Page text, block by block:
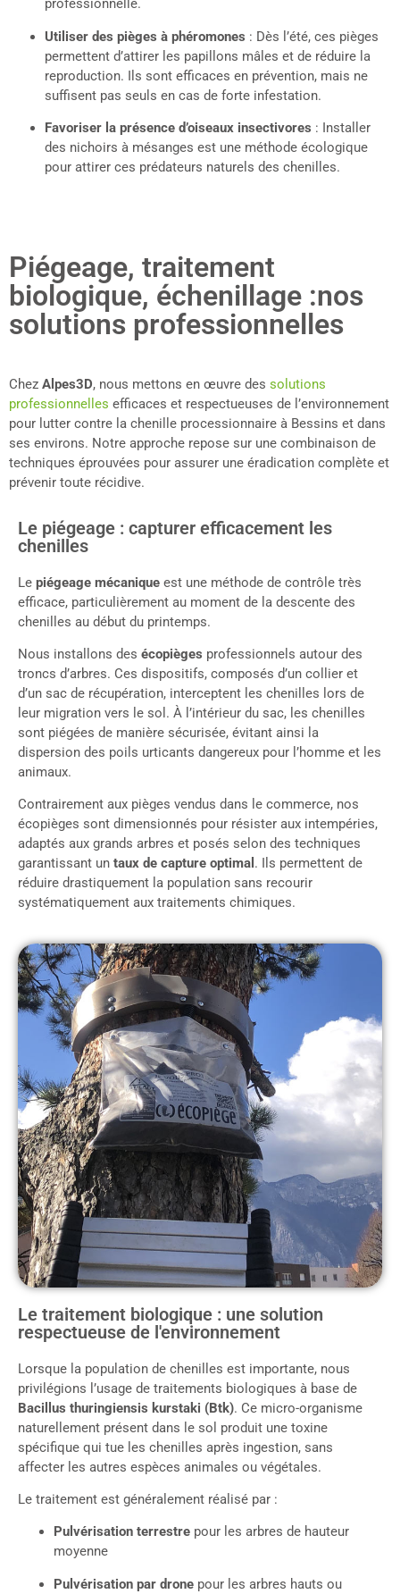
professionnelle.
Utiliser des pièges à phéromones : Dès l’été, ces pièges
permettent d’attirer les papillons mâles et de réduire la
reproduction. Ils sont efficaces en prévention, mais ne
suffisent pas seuls en cas de forte infestation.
Favoriser la présence d’oiseaux insectivores : Installer
des nichoirs à mésanges est une méthode écologique
pour attirer ces prédateurs naturels des chenilles.
Piégeage, traitement
biologique, échenillage :nos
solutions professionnelles
Chez Alpes3D, nous mettons en œuvre des solutions
professionnelles efficaces et respectueuses de l’environnement
pour lutter contre la chenille processionnaire à Bessins et dans
ses environs. Notre approche repose sur une combinaison de
techniques éprouvées pour assurer une éradication complète et
prévenir toute récidive.
Le piégeage : capturer efficacement les
chenilles
Le piégeage mécanique est une méthode de contrôle très
efficace, particulièrement au moment de la descente des
chenilles au début du printemps.
Nous installons des écopièges professionnels autour des
troncs d’arbres. Ces dispositifs, composés d’un collier et
d’un sac de récupération, interceptent les chenilles lors de
leur migration vers le sol. À l’intérieur du sac, les chenilles
sont piégées de manière sécurisée, évitant ainsi la
dispersion des poils urticants dangereux pour l’homme et les
animaux.
Contrairement aux pièges vendus dans le commerce, nos
écopièges sont dimensionnés pour résister aux intempéries,
adaptés aux grands arbres et posés selon des techniques
garantissant un taux de capture optimal . Ils permettent de
réduire drastiquement la population sans recourir
systématiquement aux traitements chimiques.
Le traitement biologique : une solution
respectueuse de l'environnement
Lorsque la population de chenilles est importante, nous
privilégions l’usage de traitements biologiques à base de
Bacillus thuringiensis kurstaki (Btk). Ce micro-organisme
naturellement présent dans le sol produit une toxine
spécifique qui tue les chenilles après ingestion, sans
affecter les autres espèces animales ou végétales.
Le traitement est généralement réalisé par :
Pulvérisation terrestre pour les arbres de hauteur
moyenne
Pulvérisation par drone pour les arbres hauts ou